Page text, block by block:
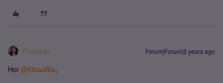
Roeqajja Forum|Forum|3 years ago
Hoi @KlaasRia,